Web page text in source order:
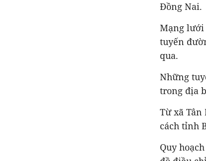
Đồng Nai.
Mạng lưới
tuyến
qua.
Những
trong địa
Từ xã Tân
cách tỉnh
Quy